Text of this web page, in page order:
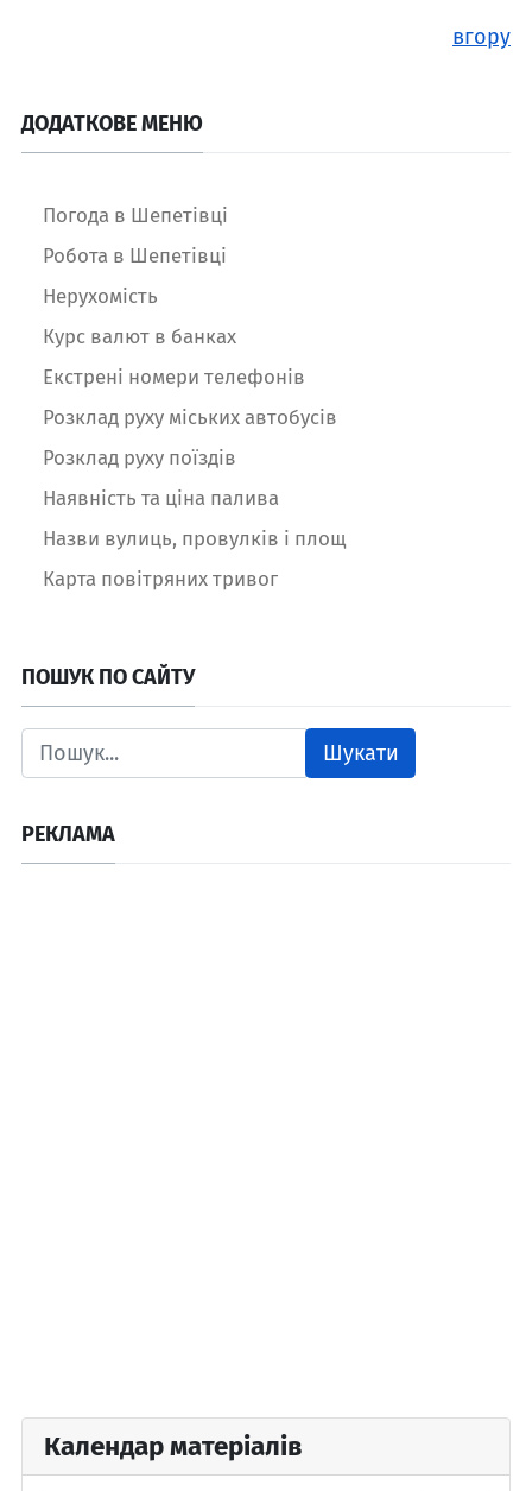
вгору
ДОДАТКОВЕ МЕНЮ
Погода в Шепетівці
Робота в Шепетівці
Нерухомість
Курс валют в банках
Екстрені номери телефонів
Розклад руху міських автобусів
Розклад руху поїздів
Наявність та ціна палива
Назви вулиць, провулків і площ
Карта повітряних тривог
ПОШУК ПО САЙТУ
Шукати
РЕКЛАМА
Календар матеріалів